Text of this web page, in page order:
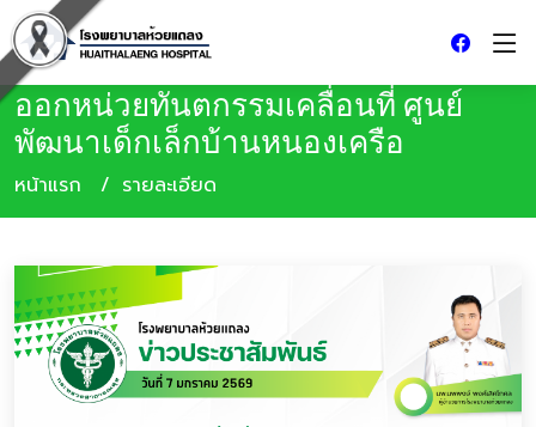
ออกหน่วยทันตกรรมเคลื่อนที่ ศูนย์
พัฒนาเด็กเล็กบ้านหนองเครือ
หน้าแรก รายละเอียด